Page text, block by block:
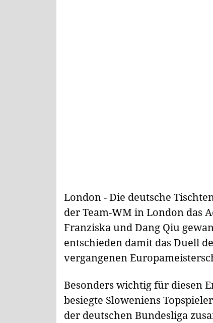
London - Die deutsche
der Team-WM in London das
Franziska und Dang Qiu
entschieden damit das Duell
vergangenen
Besonders wichtig für diesen
besiegte Sloweniens
der deutschen Bundesliga